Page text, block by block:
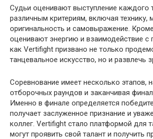
Судьи оценивают выступление каждого
различным критериям, включая технику,
оригинальность и самовыражение.
оценивают энергию и взаимодействие с
как Vertifight призвано не только
танцевальное искусство, но и развлечь
Соревнование имеет несколько этапов,
отборочных раундов и заканчивая
Именно в финале определяется
получает заслуженное признание и
коллег. Vertifight стало платформой для
могут проявить свой талант и получить